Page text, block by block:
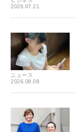
2026.07.21
ニュース
2026.08.08